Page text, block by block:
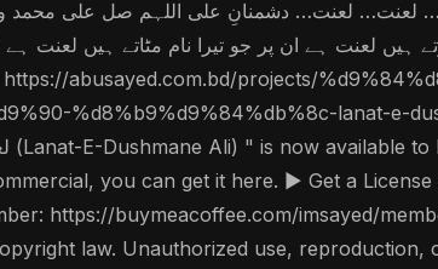
لعنت… دشمنانِ علی اللہم صل علی محمد
لعنت ہے ان پر جو تیرا نام مٹاتے ہیں لعنت ہے
%d8%b9%d9%84%db%8c-lanat-e-
you can get it here. ▶️ Get a License
https://buymeacoffee.com/imsayed/
law. Unauthorized use,